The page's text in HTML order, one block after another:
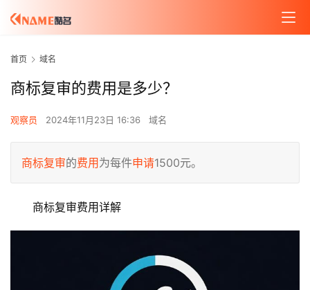
首页 域名
商标复审的费用是多少？
观察员 2024年11月23日 16:36 域名
商标复审的费用 为每件申请1500元。
商标复审费用详解